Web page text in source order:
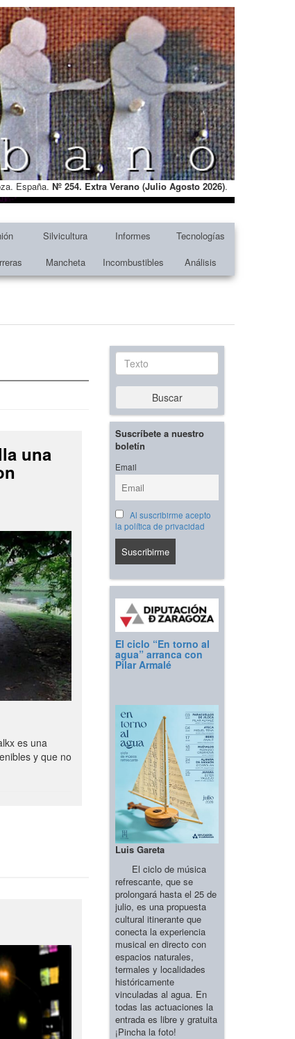
España. Nº 254. Extra Verano (Julio Agosto 2026).
Silvicultura Informes
Tecnologías
Mancheta Incombustibles Análisis
una
es una
y que no
Texto
Buscar
Suscríbete a nuestro
boletín
Email
Al suscribirme acepto
la política de privacidad
El ciclo “En torno al
agua” arranca con
Pilar Armalé
Luis Gareta
El ciclo de música
refrescante, que se
prolongará hasta el 25 de
julio, es una propuesta
cultural itinerante que
conecta la experiencia
musical en directo con
espacios naturales,
termales y localidades
históricamente
vinculadas al agua. En
todas las actuaciones la
entrada es libre y gratuita
¡Pincha la foto!